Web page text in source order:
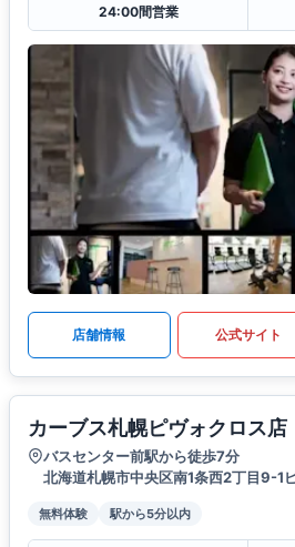
24:00間営業
店舗情報 公式サイト
カーブス札幌ピヴォクロス店
バスセンター前駅から徒歩7分
北海道札幌市中央区南1条西2丁目9-1
無料体験 駅から5分以内